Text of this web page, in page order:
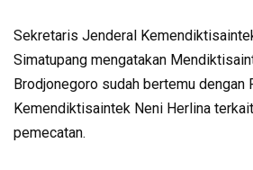
Sekretaris Jenderal
Simatupang mengatakan
Brodjonegoro sudah bertemu dengan
Kemendiktisaintek Neni Herlina
pemecatan.